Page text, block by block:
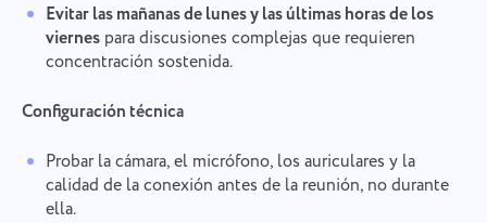
Evitar las mañanas de lunes y las últimas horas de los
viernespara discusiones complejas que requieren
concentración sostenida.
Configuración técnica
Probar la cámara, el micrófono, los auriculares y la
calidad de la conexión antes de la reunión, no durante
ella.